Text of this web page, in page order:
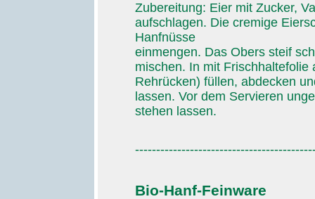
Zubereitung: Eier mit Zucker,
aufschlagen. Die cremige
Hanfnüsse
einmengen. Das Obers steif
mischen. In mit
Rehrücken) füllen, abdecken
lassen. Vor dem Servieren
stehen lassen.
Bio-Hanf-Feinware